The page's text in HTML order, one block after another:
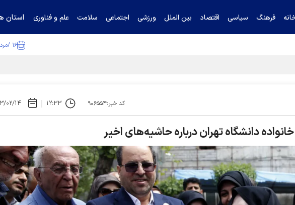
فرهنگ سیاسی اقتصاد بین الملل ورزشی اجتماعی سلامت علم و فناوری استان
۱۶ /مرداد /۱۴۰۵
خرازی درباره پزشکیان را تکذیب کرد
کد خبر:۹۰۶۵۵۴ ۱۲:۳۳ ۱۴۰۳/
دانشگاه تهران درباره حاشیه‌های اخیر